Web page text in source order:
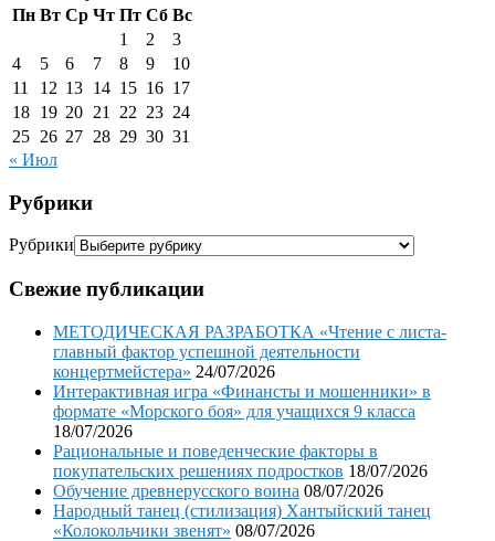
Пн Вт Ср Чт Пт Сб Вс
1
2
3
4
5 6 7 8 9
10
11
12 13 14 15 16 17
18 19 20 21 22 23 24
25 26 27 28 29 30 31
« Июл
Рубрики
Рубрики
Свежие публикации
МЕТОДИЧЕСКАЯ РАЗРАБОТКА «Чтение с листа-
главный фактор успешной деятельности
концертмейстера» 24/07/2026
Интерактивная игра «Финансты и мошенники» в
формате «Морского боя» для учащихся 9 класса
18/07/2026
Рациональные и поведенческие факторы в
покупательских решениях подростков 18/07/2026
Обучение древнерусского воина 08/07/2026
Народный танец (стилизация) Хантыйский танец
«Колокольчики звенят» 08/07/2026